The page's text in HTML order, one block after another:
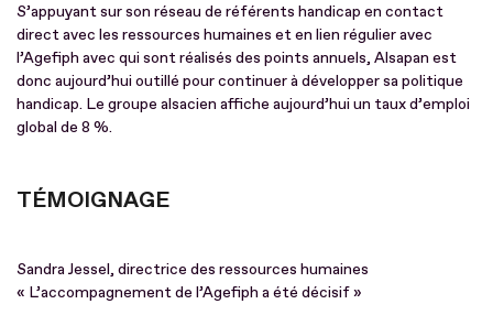
S’appuyant sur son réseau de référents handicap en contact
direct avec les ressources humaines et en lien régulier avec
l’Agefiph avec qui sont réalisés des points annuels, Alsapan est
donc aujourd’hui outillé pour continuer à développer sa politique
handicap. Le groupe alsacien affiche aujourd’hui un taux d’emploi
global de 8 %.
TÉMOIGNAGE
Sandra Jessel, directrice des ressources humaines
« L’accompagnement de l’Agefiph a été décisif »